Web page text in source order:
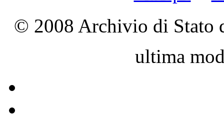
© 2008 Archivio di Stato
ultima